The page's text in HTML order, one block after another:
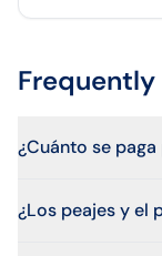
¿Cuánto se
¿Los peajes y el